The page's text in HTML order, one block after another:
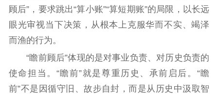
先进典型
社会宣传
用
顾后”，要求跳出“算小账”“算短期账”的局限，以长远
眼光审视当下决策，从根本上克服华而不实、竭泽
而渔的行为。
“瞻前顾后”体现的是对事业负责、对历史负责的
使命担当。“瞻前”就是尊重历史、承前启后。“瞻
前”不是因循守旧、故步自封，而是从历史中汲取智